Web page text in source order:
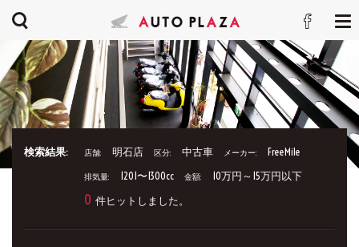
検索結果: 店舗: 明石店 区分: 中古車 メーカー: FreeMile
排気量: 1201〜1300cc 金額: 10万円～15万円以下
0 件ヒットしました。